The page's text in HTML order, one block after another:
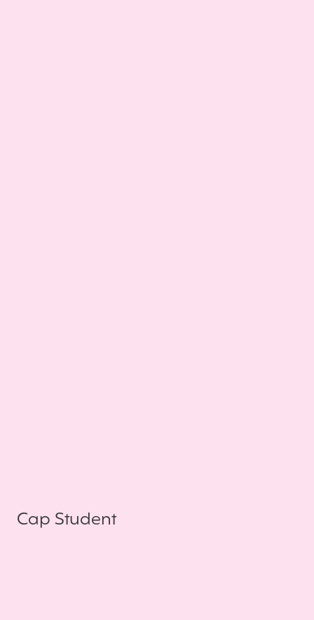
Cap Student